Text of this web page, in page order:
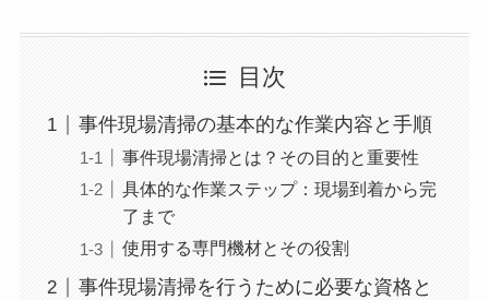
目次
事件現場清掃の基本的な作業内容と手順
事件現場清掃とは？その目的と重要性
具体的な作業ステップ：現場到着から完
了まで
使用する専門機材とその役割
事件現場清掃を行うために必要な資格と